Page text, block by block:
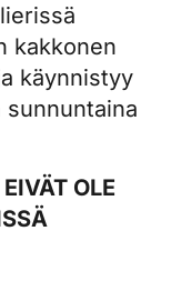
kakkonen
käynnistyy
sunnuntaina
OLE